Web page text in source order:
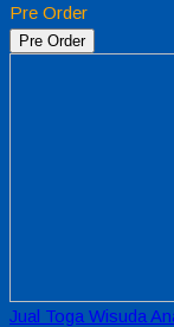
Pre Order
Pre Order
Jual Toga Wisuda